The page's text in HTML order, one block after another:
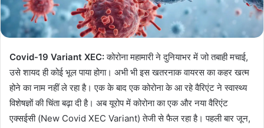
Covid-19 Variant XEC: कोरोना महामारी ने दुनियाभर में जो तबाही मचाई,
उसे शायद ही कोई भूल पाया होगा। अभी भी इस खतरनाक वायरस का कहर खत्म
होने का नाम नहीं ले रहा है। एक के बाद एक कोरोना के आ रहे वैरिएंट ने स्‍वास्‍थ्‍य
विशेषज्ञों की चिंता बढ़ा दी है। अब यूरोप में कोरोना का एक और नया वैरिएंट
एक्सईसी (New Covid XEC Variant) तेजी से फैल रहा है। पहली बार जून,